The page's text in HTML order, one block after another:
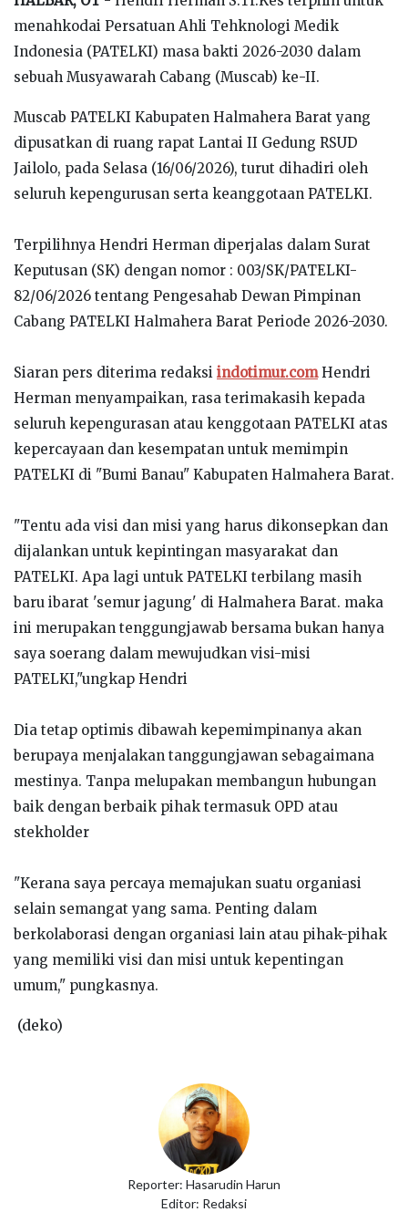
menahkodai Persatuan Ahli Tehknologi Medik
Indonesia (PATELKI) masa bakti 2026-2030 dalam
sebuah Musyawarah Cabang (Muscab) ke-II.
Muscab PATELKI Kabupaten Halmahera Barat yang
dipusatkan di ruang rapat Lantai II Gedung RSUD
Jailolo, pada Selasa (16/06/2026), turut dihadiri oleh
seluruh kepengurusan serta keanggotaan PATELKI.
Terpilihnya Hendri Herman diperjalas dalam Surat
Keputusan (SK) dengan nomor : 003/SK/PATELKI-
82/06/2026 tentang Pengesahab Dewan Pimpinan
Cabang PATELKI Halmahera Barat Periode 2026-2030.
Siaran pers diterima redaksi indotimur.comHendri
Herman menyampaikan, rasa terimakasih kepada
seluruh kepengurasan atau kenggotaan PATELKI atas
kepercayaan dan kesempatan untuk memimpin
PATELKI di "Bumi Banau" Kabupaten Halmahera Barat.
"Tentu ada visi dan misi yang harus dikonsepkan dan
dijalankan untuk kepintingan masyarakat dan
PATELKI. Apa lagi untuk PATELKI terbilang masih
baru ibarat 'semur jagung' di Halmahera Barat. maka
ini merupakan tenggungjawab bersama bukan hanya
saya soerang dalam mewujudkan visi-misi
PATELKI,"ungkap Hendri
Dia tetap optimis dibawah kepemimpinanya akan
berupaya menjalakan tanggungjawan sebagaimana
mestinya. Tanpa melupakan membangun hubungan
baik dengan berbaik pihak termasuk OPD atau
stekholder
"Kerana saya percaya memajukan suatu organiasi
selain semangat yang sama. Penting dalam
berkolaborasi dengan organiasi lain atau pihak-pihak
yang memiliki visi dan misi untuk kepentingan
umum," pungkasnya.
(deko)
Reporter: Hasarudin Harun
Editor: Redaksi